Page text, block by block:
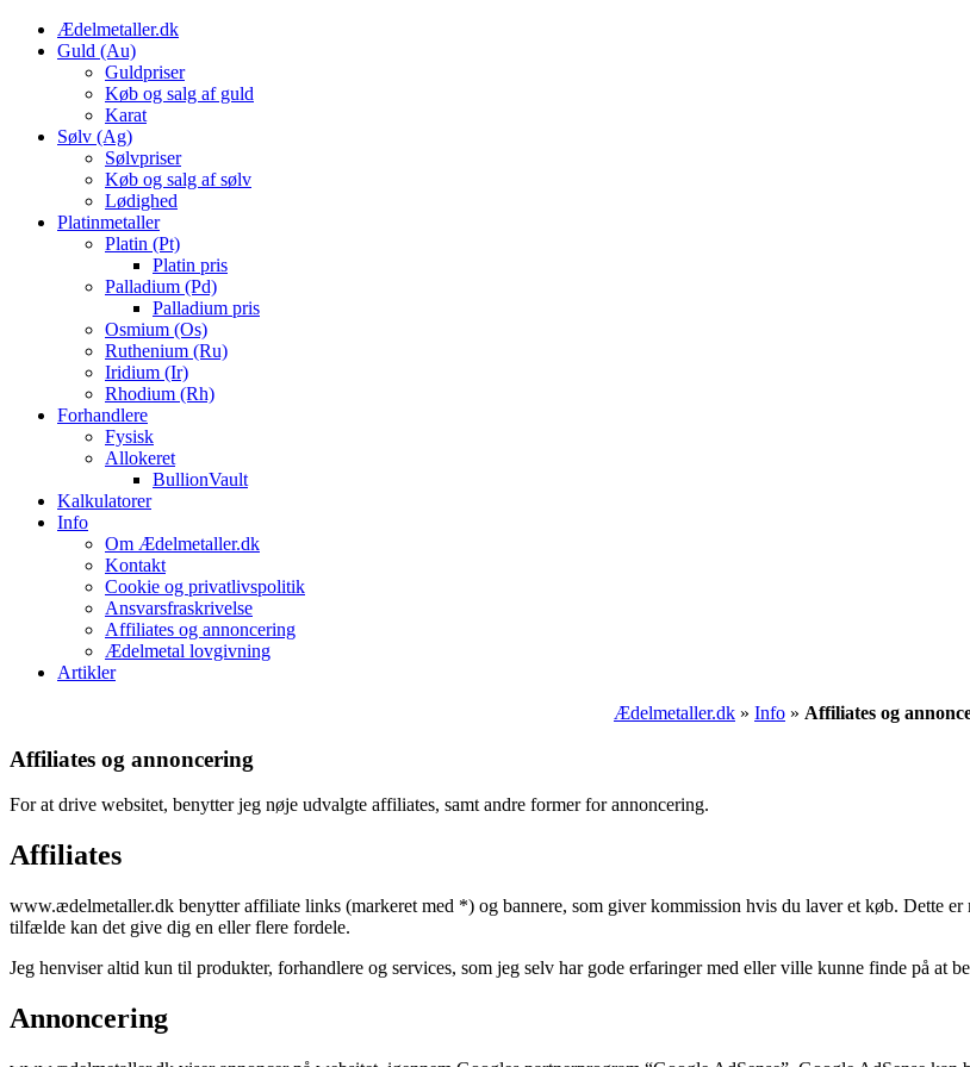
Skip
Ædelmetaller.dk
Guld (Au)
Guldpriser
Køb og salg af guld
Karat
Sølv (Ag)
Sølvpriser
Køb og salg af sølv
Lødighed
Platinmetaller
Platin (Pt)
Platin pris
Palladium (Pd)
Palladium pris
Osmium (Os)
Ruthenium (Ru)
Iridium (Ir)
Rhodium (Rh)
Forhandlere
Fysisk
Allokeret
BullionVault
Kalkulatorer
Info
Om Ædelmetaller.dk
Kontakt
Cookie og privatlivspolitik
Ansvarsfraskrivelse
Affiliates og annoncering
Ædelmetal lovgivning
Artikler
Ædelmetaller.dk » Info » Affiliates og
Affiliates og annoncering
For at drive websitet, benytter jeg nøje udvalgte affiliates, samt andre former for annoncering.
Affiliates
www.ædelmetaller.dk benytter affiliate links (markeret med *) og bannere, som giver kommission hvis du laver et køb. Dette
tilfælde kan det give dig en eller flere fordele.
Jeg henviser altid kun til produkter, forhandlere og services, som jeg selv har gode erfaringer med eller ville kunne finde på at
Annoncering